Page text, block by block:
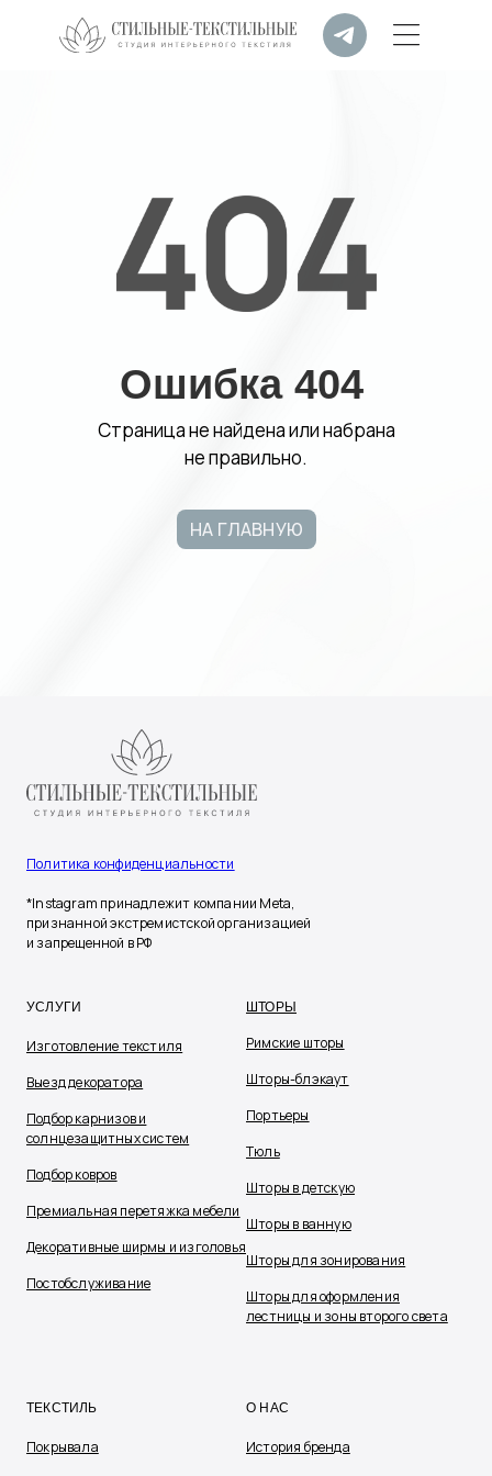
Страница не найдена или набрана
не правильно.
Ошибка 404
НА ГЛАВНУЮ
Политика конфиденциальности
*Instagram принадлежит компании Meta,
признанной экстремистской организацией
и запрещенной в РФ
УСЛУГИ
Изготовление текстиля
Выезд декоратора
Подбор карнизов и
солнцезащитных систем
Подбор ковров
Премиальная перетяжка мебели
Декоративные ширмы и изголовья
Постобслуживание
ШТОРЫ
Римские шторы
Шторы-блэкаут
Портьеры
Тюль
Шторы в детскую
Шторы в ванную
Шторы для зонирования
Шторы для оформления
лестницы и зоны второго света
ТЕКСТИЛЬ
Покрывала
О НАС
История бренда